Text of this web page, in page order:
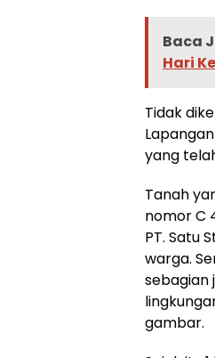
Baca
Hari
Tidak
yang
Tanah
nomor C
PT. Satu
warga.
sebagian
gambar.